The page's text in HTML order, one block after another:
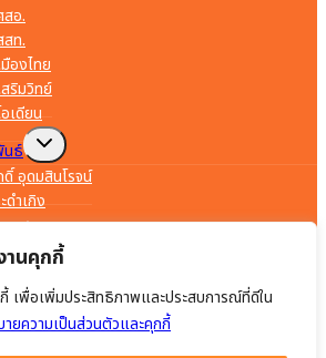
านคุกกี้
เพื่อเพิ่มประสิทธิภาพและประสบการณ์ที่ดีใน
ายความเป็นส่วนตัวและคุกกี้
อ.
ท.
องไทย
ริมวิทย์
เดียน
นธ์
Toggle
child
menu
อุดมสินโรจน์
ดำเกิง
มสุวรรณ
งคราม
ย์สุขอำนวย
ง
ทธิ์